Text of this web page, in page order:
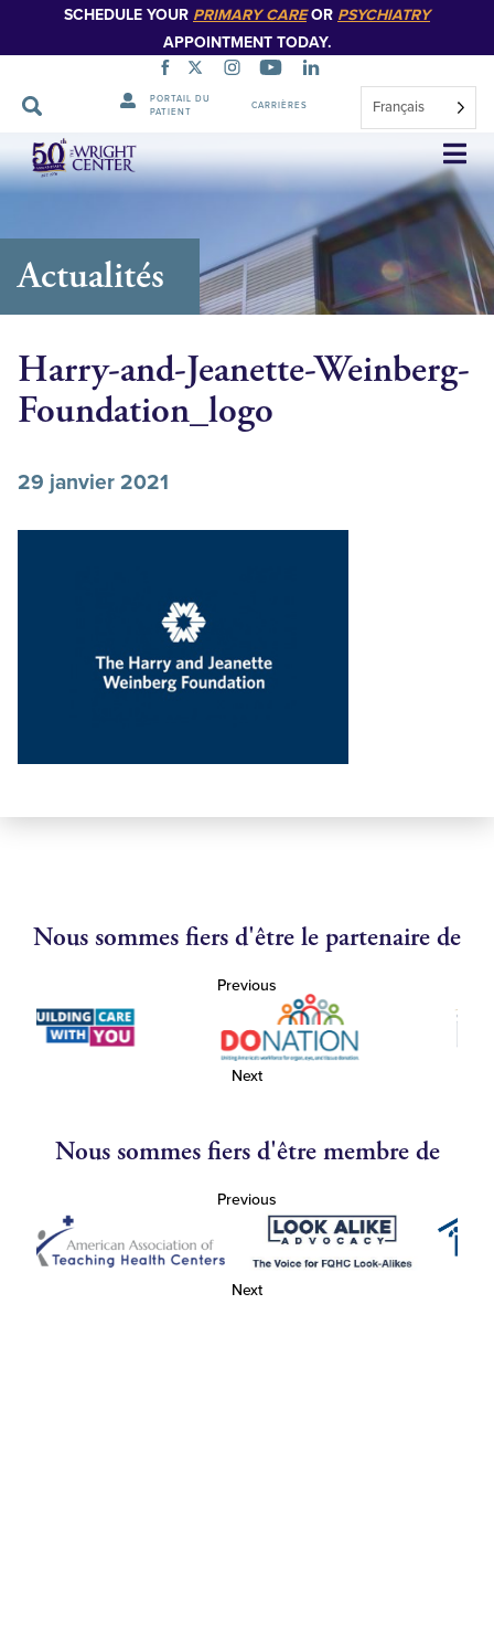
SCHEDULE YOUR PRIMARY CAREOR PSYCHIATRY
APPOINTMENT TODAY.
PORTAIL DU
PATIENT
CARRIÈRES Français
Sauter
la
navigation
Actualités
Harry-and-Jeanette-Weinberg-
Foundation_logo
29 janvier 2021
Nous sommes fiers d'être le partenaire de
Previous
Next
Nous sommes fiers d'être membre de
Previous
Next